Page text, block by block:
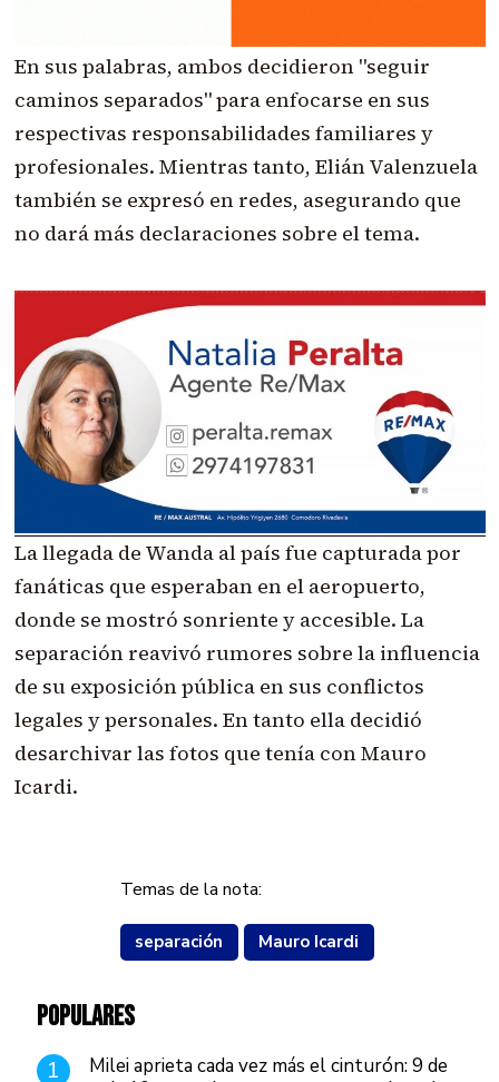
En sus palabras, ambos decidieron "seguir
caminos separados" para enfocarse en sus
respectivas responsabilidades familiares y
profesionales. Mientras tanto, Elián Valenzuela
también se expresó en redes, asegurando que
no dará más declaraciones sobre el tema.
La llegada de Wanda al país fue capturada por
fanáticas que esperaban en el aeropuerto,
donde se mostró sonriente y accesible. La
separación reavivó rumores sobre la influencia
de su exposición pública en sus conflictos
legales y personales. En tanto ella decidió
desarchivar las fotos que tenía con Mauro
Icardi.
Temas de la nota:
separación Mauro Icardi
POPULARES
1
Milei aprieta cada vez más el cinturón: 9 de